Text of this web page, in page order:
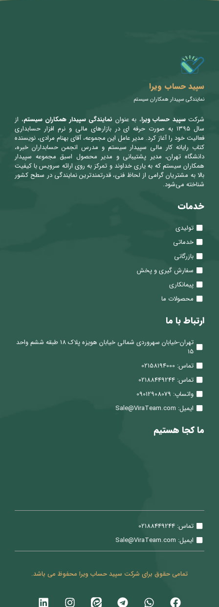
متن سربرگ خود را وارد کنید
سپید حساب ویرا
نمایندگی سپیدار همکاران سیستم
شرکتسپید حساب ویرا، به عنوان نمایندگی سپیدار همکاران سیستم، از
سال ۱۳۹۵ به صورت حرفه ای در بازارهای مالی و نرم افزار حسابداری
فعالیت خود را آغاز کرد. مدیر عامل این مجموعه، آقای بهنام مرادی، نویسنده
کتاب رایانه کار مالی سپیدار سیستم و مدرس انجمن حسابداران خبره،
دانشگاه تهران، مدیر پشتیبانی و مدیر محصول اسبق مجموعه سپیدار
همکاران سیستم که به یاری خداوند و تمرکز به روی ارائه سرویس با کیفیت
بالا به مشتریان گرامی از لحاظ فنی، قدرتمندترین نمایندگی در سطح کشور
شناخته می‌شود.
خدمات
تولیدی
خدماتی
بازرگانی
سفارش گیری و پخش
پیمانکاری
محصولات ما
ارتباط با ما
تهران-خیابان سهروردی شمالی خیابان هویزه پلاک 18 طبقه ششم واحد
15
تماس: 02158194000
تماس: 02188449244
واتساپ: 09012908079
ایمیل: Sale@ViraTeam.com
ما کجا هستیم
تماس: 02188449244
ایمیل: Sale@ViraTeam.com
تمامی حقوق برای شرکت سپید حساب ویرا محفوظ می باشد.